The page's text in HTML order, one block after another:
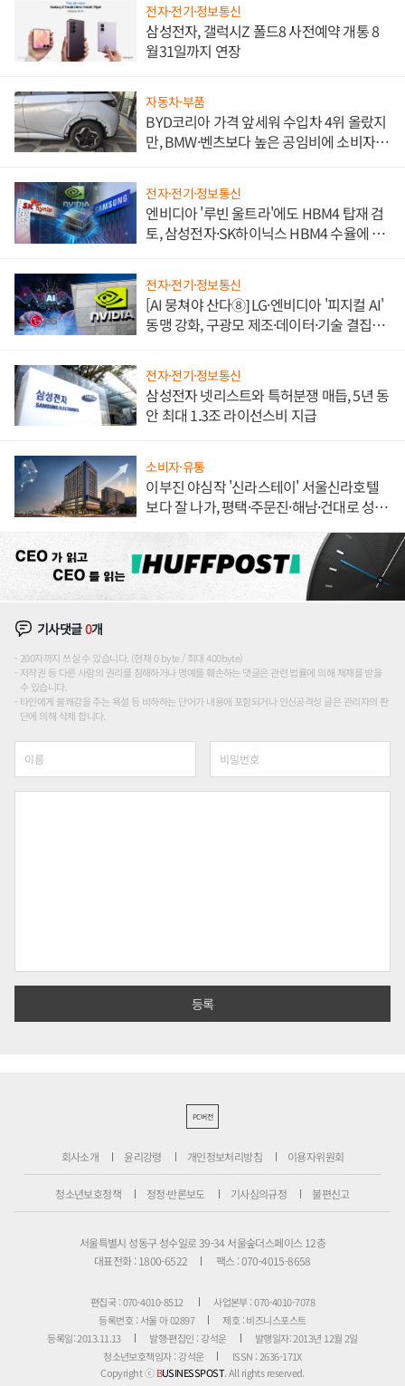
전자·전기·정보통신
삼성전자, 갤럭시Z 폴드8 사전예약 개통 8
월31일까지 연장
자동차·부품
BYD코리아 가격 앞세워 수입차 4위 올랐지
만, BMW·벤츠보다 높은 공임비에 소비자
전자·전기·정보통신
엔비디아 '루빈 울트라'에도 HBM4 탑재 검
토, 삼성전자·SK하이닉스 HBM4 수율에 주
전자·전기·정보통신
[AI 뭉쳐야 산다⑧] LG·엔비디아 '피지컬 AI'
동맹 강화, 구광모 제조·데이터·기술 결집
전자·전기·정보통신
삼성전자 넷리스트와 특허분쟁 매듭, 5년 동
안 최대 1.3조 라이선스비 지급
소비자·유통
이부진 야심작 '신라스테이' 서울신라호텔
보다 잘 나가, 평택·주문진·해남·건대로 성
기사댓글0개
200자까지 쓰실 수 있습니다. (현재 0 byte / 최대 400byte)
저작권 등 다른 사람의 권리를 침해하거나 명예를 훼손하는 댓글은 관련 법률에 의해 제재를 받을
수 있습니다.
타인에게 불쾌감을 주는 욕설 등 비하하는 단어가 내용에 포함되거나 인신공격성 글은 관리자의 판
단에 의해 삭제 합니다.
PC버전
회사소개 윤리강령 개인정보처리방침 이용자위원회
청소년보호정책 정정·반론보도 기사심의규정 불편신고
서울특별시 성동구 성수일로 39-34 서울숲더스페이스 12층
대표전화 : 1800-6522
팩스 : 070-4015-8658
편집국 : 070-4010-8512
사업본부 : 070-4010-7078
등록번호 : 서울 아 02897
제호 : 비즈니스포스트
등록일: 2013.11.13
발행·편집인 : 강석운
발행일자: 2013년 12월 2일
청소년보호책임자 : 강석운
ISSN : 2636-171X
Copyright ⓒBUSINESSPOST. All rights reserved.